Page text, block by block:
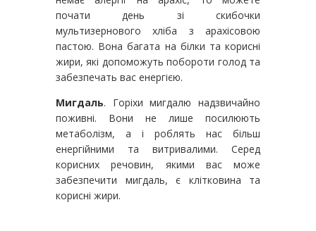
почати день зі скибочки
мультизернового хліба з арахісовою
пастою. Вона багата на білки та корисні
жири, які допоможуть побороти голод та
забезпечать вас енергією.
Мигдаль. Горіхи мигдалю надзвичайно
поживні. Вони не лише посилюють
метаболізм, а і роблять нас більш
енергійними та витривалими. Серед
корисних речовин, якими вас може
забезпечити мигдаль, є клітковина та
корисні жири.